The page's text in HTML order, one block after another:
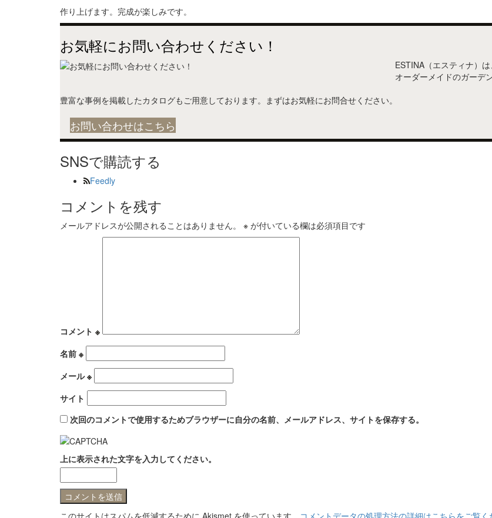
作り上げます。完成が楽しみです。
お気軽にお問い合わせください！
ESTINA（エスティナ）
オーダーメイドのガーデ
豊富な事例を掲載したカタログもご用意しております。まずはお気軽にお問合せください。
お問い合わせはこちら
SNSで購読する
Feedly
コメントを残す
メールアドレスが公開されることはありません。 ※ が付いている欄は必須項目です
コメント ※
名前 ※
メール※
サイト
次回のコメントで使用するためブラウザーに自分の名前、メールアドレス、サイトを保存する。
上に表示された文字を入力してください。